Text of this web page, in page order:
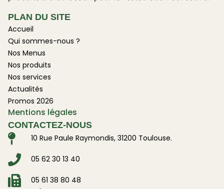
PLAN DU SITE
Accueil
Qui sommes-nous ?
Nos Menus
Nos produits
Nos services
Actualités
Promos 2026
Mentions légales
CONTACTEZ-NOUS
10 Rue Paule Raymondis, 31200 Toulouse.
05 62 30 13 40
05 61 38 80 48